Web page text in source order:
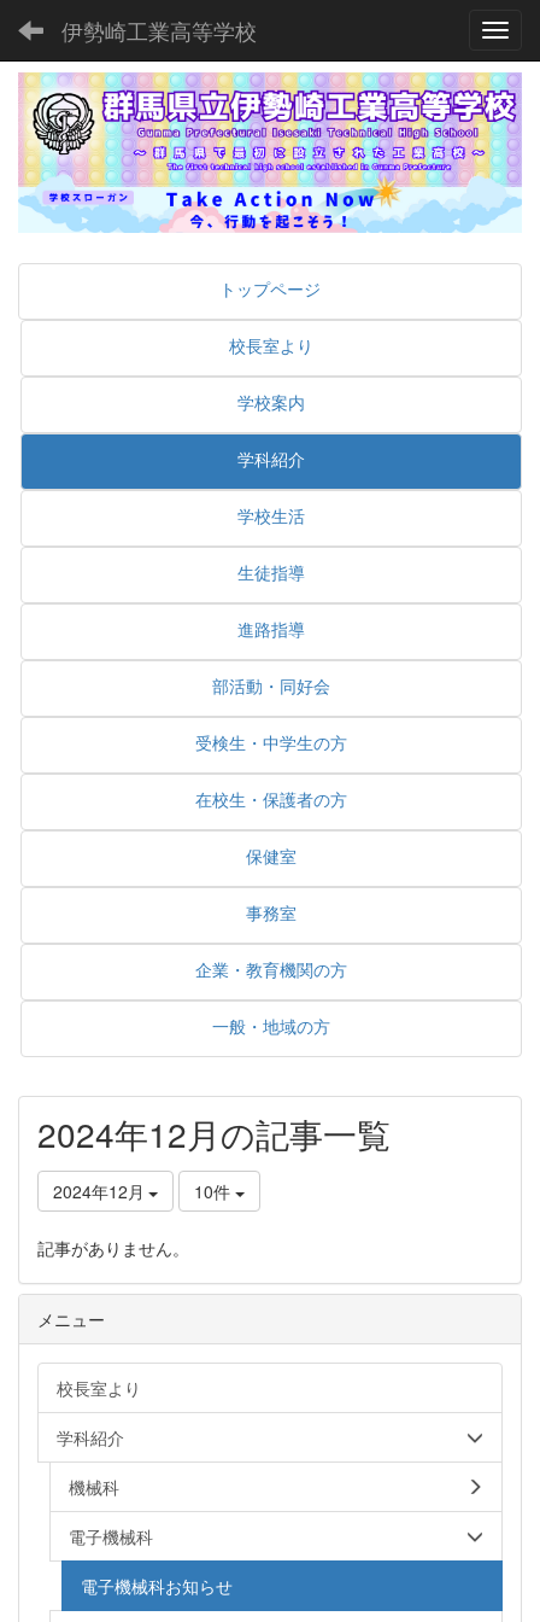
伊勢崎工業高等学校
トップページ
校長室より
学校案内
学科紹介
学校生活
生徒指導
進路指導
部活動・同好会
受検生・中学生の方
在校生・保護者の方
保健室
事務室
企業・教育機関の方
一般・地域の方
2024年12月の記事一覧
2024年12月 10件
記事がありません。
メニュー
校長室より
学科紹介
機械科
電子機械科
電子機械科お知らせ